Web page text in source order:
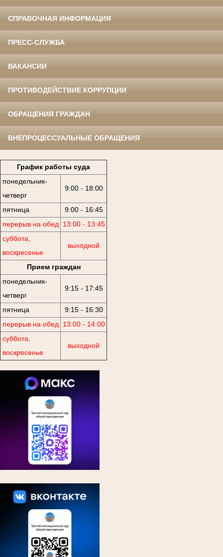
СПРАВОЧНАЯ ИНФОРМАЦИЯ
ПРЕСС-СЛУЖБА
ВАКАНСИИ
ПРОТИВОДЕЙСТВИЕ КОРРУПЦИИ
ОБРАЩЕНИЯ ГРАЖДАН
ВНЕПРОЦЕССУАЛЬНЫЕ ОБРАЩЕНИЯ
График работы суда
понедельник-
четверг
9:00 - 18:00
пятница
9:00 - 16:45
перерыв на обед 13:00 - 13:45
суббота,
воскресенье
выходной
Прием граждан
понедельник-
четверг
9:15 - 17:45
пятница
9:15 - 16:30
перерыв на обед 13:00 - 14:00
суббота,
воскресенье
выходной